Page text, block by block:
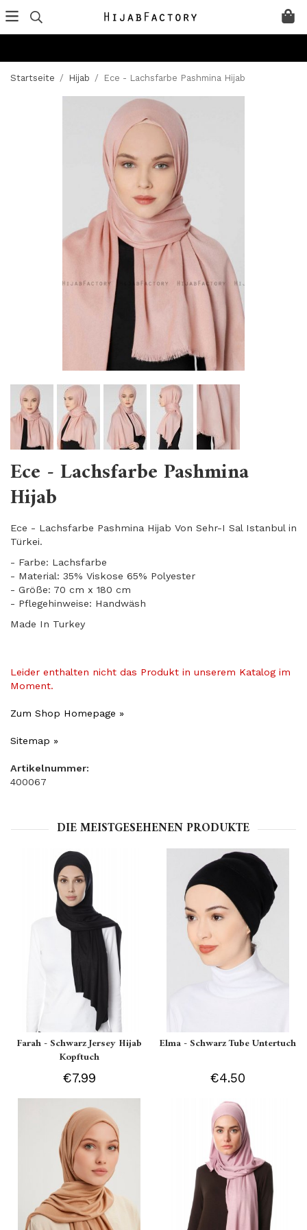
Startseite / Hijab / Ece - Lachsfarbe Pashmina Hijab
Ece - Lachsfarbe Pashmina
Hijab
Ece - Lachsfarbe Pashmina Hijab Von Sehr-I Sal Istanbul in
Türkei.
- Farbe: Lachsfarbe
- Material: 35% Viskose 65% Polyester
- Größe: 70 cm x 180 cm
- Pflegehinweise: Handwäsh
Made In Turkey
Leider enthalten nicht das Produkt in unserem Katalog im
Moment.
Zum Shop Homepage »
Sitemap »
Artikelnummer:
400067
DIE MEISTGESEHENEN PRODUKTE
Farah - Schwarz Jersey Hijab
Kopftuch
€7.99
Elma - Schwarz Tube Untertuch
€4.50